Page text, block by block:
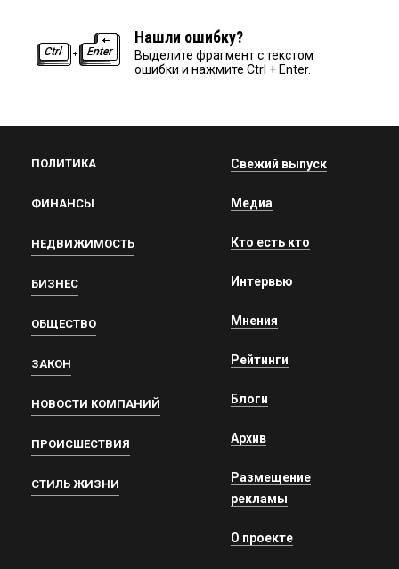
Нашли ошибку?
Выделите фрагмент с текстом
ошибки и нажмите Ctrl + Enter.
ПОЛИТИКА
ФИНАНСЫ
НЕДВИЖИМОСТЬ
БИЗНЕС
ОБЩЕСТВО
ЗАКОН
НОВОСТИ КОМПАНИЙ
ПРОИСШЕСТВИЯ
СТИЛЬ ЖИЗНИ
Свежий выпуск
Медиа
Кто есть кто
Интервью
Мнения
Рейтинги
Блоги
Архив
Размещение
рекламы
О проекте